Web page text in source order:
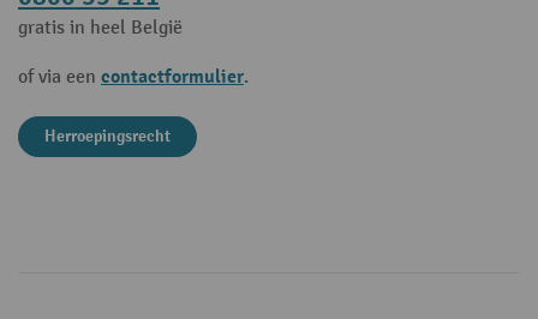
gratis in heel België
of via een contactformulier.
Herroepingsrecht